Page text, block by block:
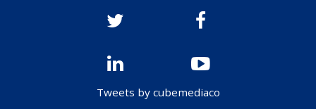
Tweets by cubemediaco